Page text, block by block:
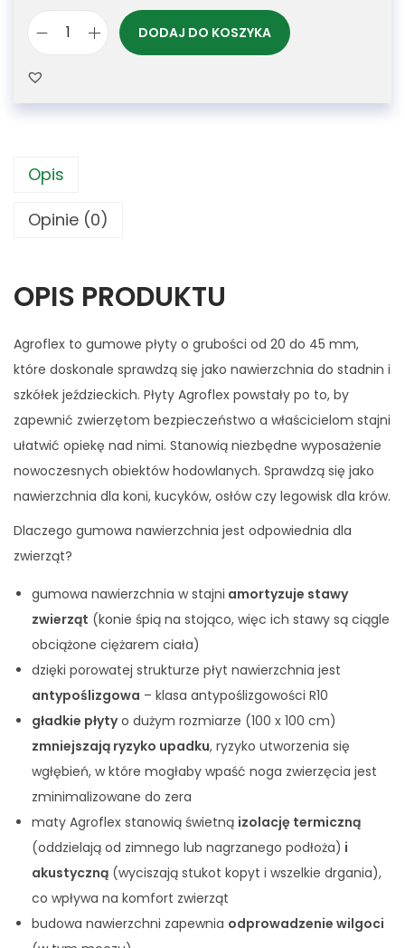
DODAJ DO KOSZYKA
Opis
Opinie (0)
OPIS PRODUKTU
Agroflex to gumowe płyty o grubości od 20 do 45 mm,
które doskonale sprawdzą się jako nawierzchnia do stadnin i
szkółek jeździeckich. Płyty Agroflex powstały po to, by
zapewnić zwierzętom bezpieczeństwo a właścicielom stajni
ułatwić opiekę nad nimi. Stanowią niezbędne wyposażenie
nowoczesnych obiektów hodowlanych. Sprawdzą się jako
nawierzchnia dla koni, kucyków, osłów czy legowisk dla krów.
Dlaczego gumowa nawierzchnia jest odpowiednia dla
zwierząt?
gumowa nawierzchnia w stajni amortyzuje stawy
zwierząt (konie śpią na stojąco, więc ich stawy są ciągle
obciążone ciężarem ciała)
dzięki porowatej strukturze płyt nawierzchnia jest
antypoślizgowa – klasa antypoślizgowości R10
gładkie płytyo dużym rozmiarze (100 x 100 cm)
zmniejszają ryzyko upadku, ryzyko utworzenia się
wgłębień, w które mogłaby wpaść noga zwierzęcia jest
zminimalizowane do zera
maty Agroflex stanowią świetną izolację termiczną
(oddzielają od zimnego lub nagrzanego podłoża) i
akustyczną (wyciszają stukot kopyt i wszelkie drgania),
co wpływa na komfort zwierząt
budowa nawierzchni zapewnia odprowadzenie wilgoci